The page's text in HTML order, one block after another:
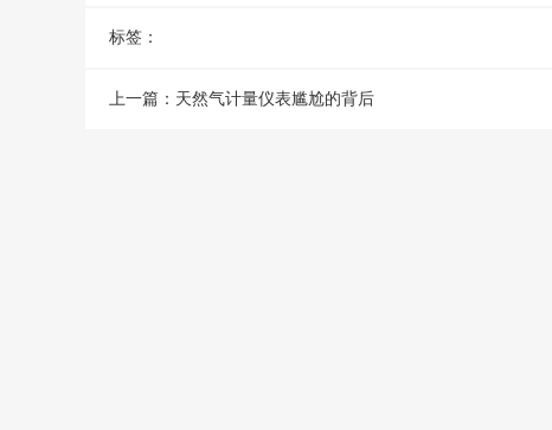
标签：
上一篇： 天然气计量仪表尴尬的背后